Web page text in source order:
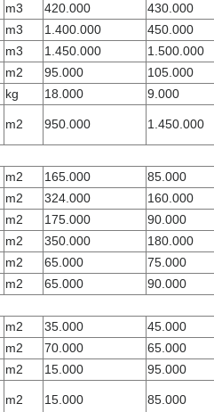
m3 420.000 430.000
m3 1.400.000 450.000
m3 1.450.000 1.500.000
m2 95.000 105.000
kg 18.000 9.000
m2 950.000 1.450.000
m2 165.000 85.000
m2 324.000 160.000
m2 175.000 90.000
m2 350.000 180.000
m2 65.000 75.000
m2 65.000 90.000
m2 35.000 45.000
m2 70.000 65.000
m2 15.000 95.000
m2 15.000 85.000